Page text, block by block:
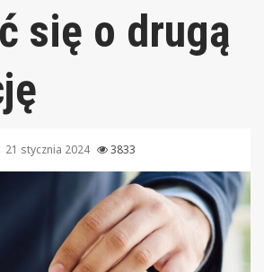
się o drugą
21 stycznia 2024 3833